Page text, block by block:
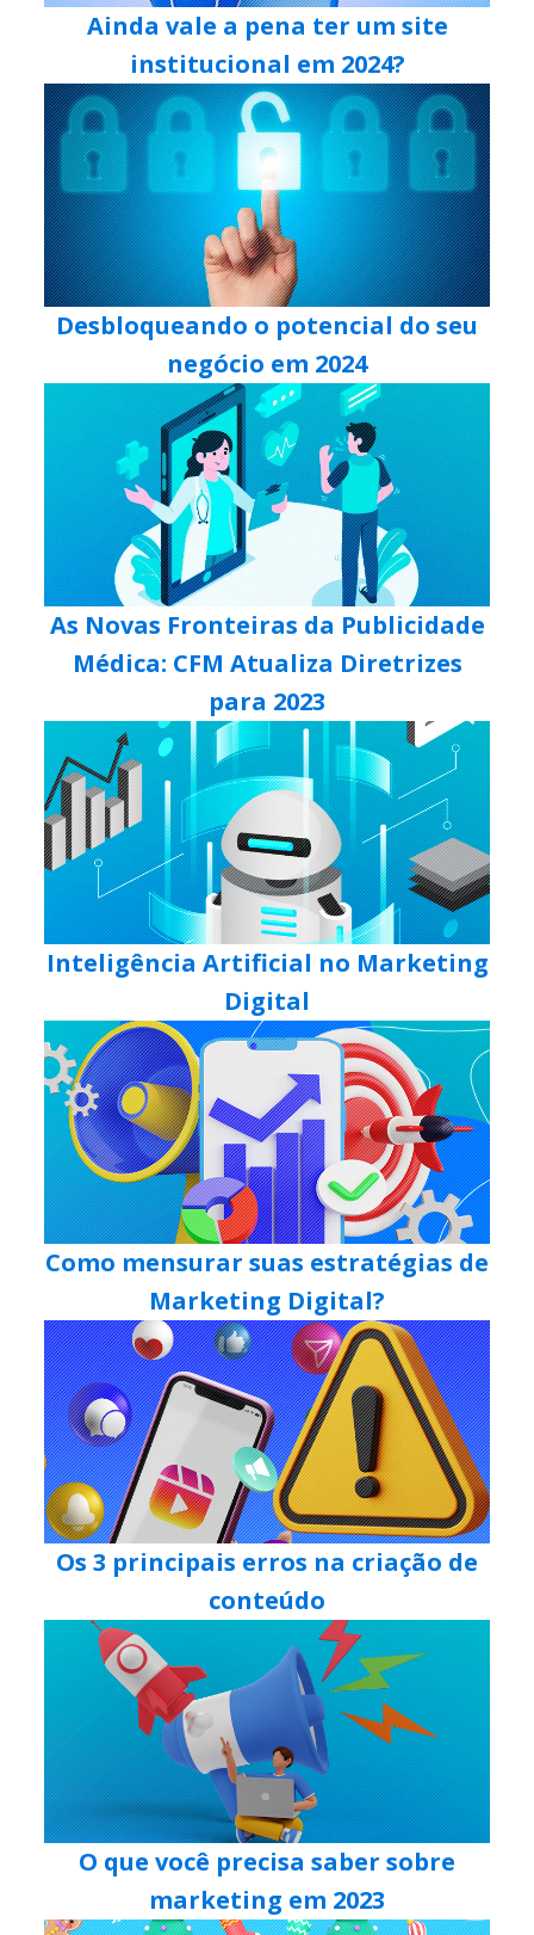
Ainda vale a pena ter um site
institucional em 2024?
Desbloqueando o potencial do seu
negócio em 2024
As Novas Fronteiras da Publicidade
Médica: CFM Atualiza Diretrizes
para 2023
Inteligência Artificial no Marketing
Digital
Como mensurar suas estratégias de
Marketing Digital?
Os 3 principais erros na criação de
conteúdo
O que você precisa saber sobre
marketing em 2023